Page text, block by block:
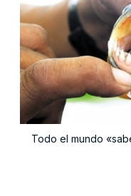
Todo el mundo